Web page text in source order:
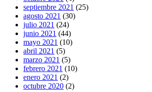
septiembre 2021 (25)
agosto 2021 (30)
julio 2021 (24)
junio 2021 (44)
mayo 2021 (10)
abril 2021 (5)
marzo 2021 (5)
febrero 2021 (10)
enero 2021 (2)
octubre 2020 (2)